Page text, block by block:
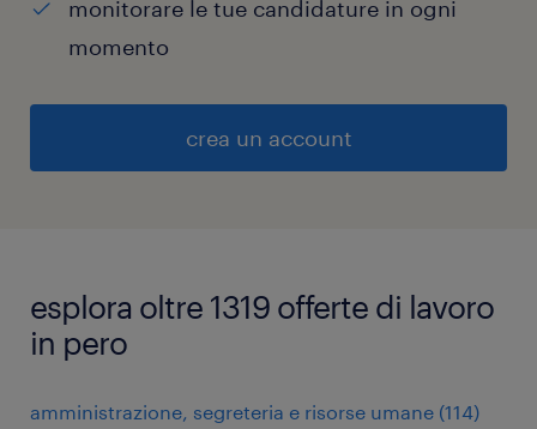
monitorare le tue candidature in ogni
momento
crea un account
esplora oltre 1319 offerte di lavoro
in pero
amministrazione, segreteria e risorse umane (114)